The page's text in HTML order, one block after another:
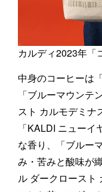
カルディ2023年「
中身のコーヒーは
「ブルーマウンテ
スト カルモデミナ
「KALDI ニュー
な香り、「ブルー
み・苦みと酸味が
ル ダークロースト